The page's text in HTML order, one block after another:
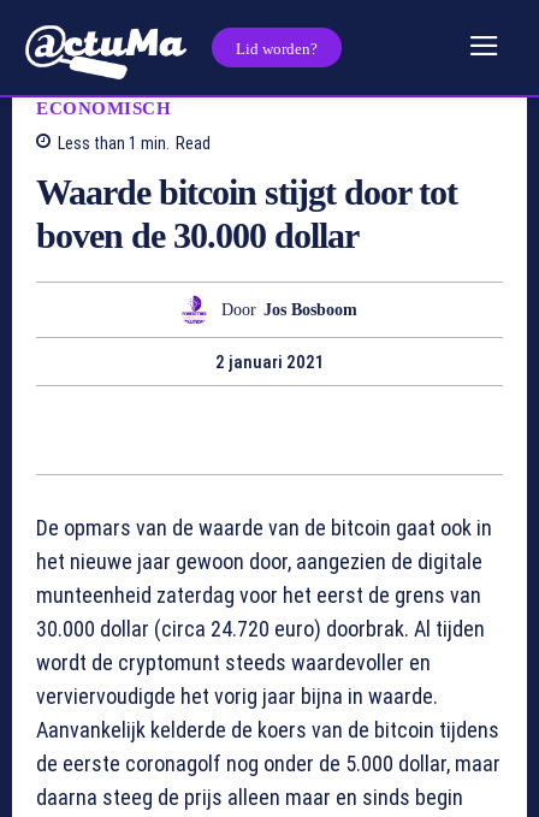
Lid worden?
ECONOMISCH
Less than 1 min. Read
Waarde bitcoin stijgt door tot
boven de 30.000 dollar
Door Jos Bosboom
2 januari 2021
De opmars van de waarde van de bitcoin gaat ook in
het nieuwe jaar gewoon door, aangezien de digitale
munteenheid zaterdag voor het eerst de grens van
30.000 dollar (circa 24.720 euro) doorbrak. Al tijden
wordt de cryptomunt steeds waardevoller en
verviervoudigde het vorig jaar bijna in waarde.
Aanvankelijk kelderde de koers van de bitcoin tijdens
de eerste coronagolf nog onder de 5.000 dollar, maar
daarna steeg de prijs alleen maar en sinds begin